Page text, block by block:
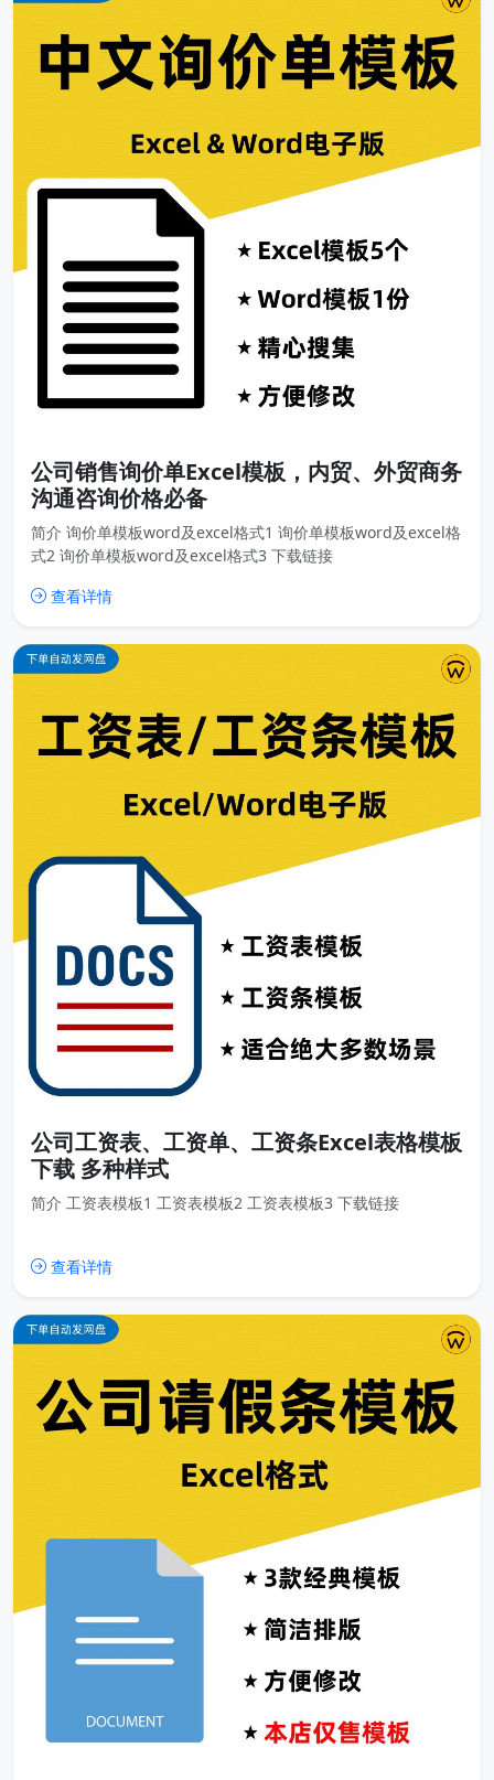
公司销售询价单Excel模板，内贸、外贸商务
沟通咨询价格必备
简介 询价单模板word及excel格式1 询价单模板word及excel格
式2 询价单模板word及excel格式3 下载链接
查看详情
公司工资表、工资单、工资条Excel表格模板
下载 多种样式
简介 工资表模板1 工资表模板2 工资表模板3 下载链接
查看详情